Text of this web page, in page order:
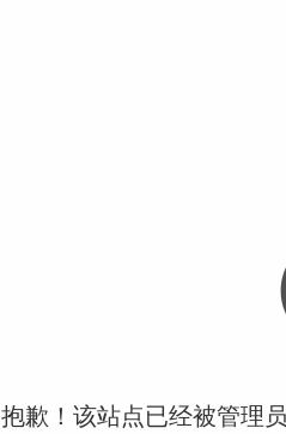
抱歉！该站点已经被管理